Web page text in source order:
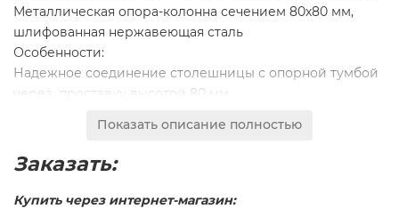
Металлическая опора-колонна сечением 80х80 мм,
шлифованная нержавеющая сталь
Особенности:
Надежное соединение столешницы с опорной тумбой
через проставку высотой 80 мм
контрастных декоров
Конструкция стола предусматривает правое/левое
расположение опорной тумбы
В столешнице и опорной тумбе имеются отверстия для
Показать описание полностью
Заказать:
Купить через интернет-магазин: